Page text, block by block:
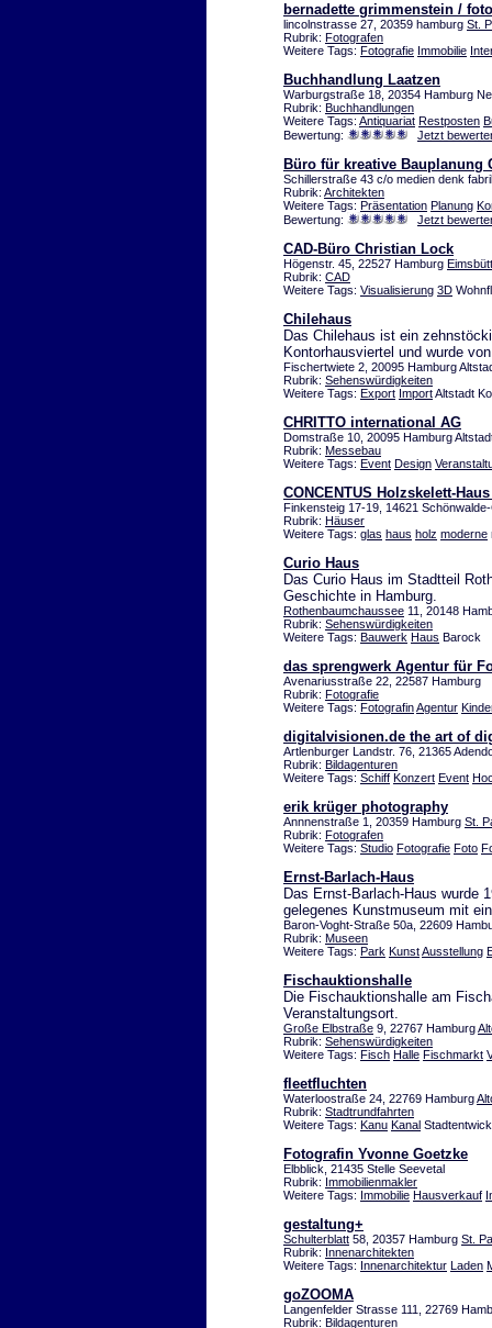
bernadette grimmenstein /
lincolnstrasse 27, 20359 hamburg St.
Rubrik: Fotografen
Weitere Tags: Fotografie Immobilie
Buchhandlung Laatzen
Warburgstraße 18, 20354 Hamburg
Rubrik: Buchhandlungen
Weitere Tags: Antiquariat Restposten
Bewertung:
Jetzt
Büro für kreative Bauplanung
Schillerstraße 43 c/o medien denk
Rubrik: Architekten
Weitere Tags: Präsentation Planung
Bewertung:
Jetzt
CAD-Büro Christian Lock
Högenstr. 45, 22527 Hamburg
Rubrik: CAD
Weitere Tags: Visualisierung 3D
Chilehaus
Das Chilehaus ist ein
Kontorhausviertel und wurde
Fischertwiete 2, 20095 Hamburg
Rubrik: Sehenswürdigkeiten
Weitere Tags: Export ImportAltstadt
CHRITTO international AG
Domstraße 10, 20095 Hamburg
Rubrik: Messebau
Weitere Tags: Event Design
CONCENTUS Holzskelett-
Finkensteig 17-19, 14621
Rubrik: Häuser
Weitere Tags: glas haus holz moderne
Curio Haus
Das Curio Haus im Stadtteil
Geschichte in Hamburg.
Rothenbaumchaussee 11, 20148
Rubrik: Sehenswürdigkeiten
Weitere Tags: Bauwerk Haus Barock
das sprengwerk Agentur für
Avenariusstraße 22, 22587 Hamburg
Rubrik: Fotografie
Weitere Tags: FotografinAgentur
digitalvisionen.de the art of
Artlenburger Landstr. 76, 21365
Rubrik: Bildagenturen
Weitere Tags: Schiff Konzert Event
erik krüger photography
Annnenstraße 1, 20359 Hamburg St.
Rubrik: Fotografen
Weitere Tags: Studio Fotografie Foto
Ernst-Barlach-Haus
Das Ernst-Barlach-Haus wurde
gelegenes Kunstmuseum mit
Baron-Voght-Straße 50a, 22609
Rubrik: Museen
Weitere Tags: Park KunstAusstellung
Fischauktionshalle
Die Fischauktionshalle am
Veranstaltungsort.
Große Elbstraße 9, 22767 Hamburg
Rubrik: Sehenswürdigkeiten
Weitere Tags: Fisch Halle Fischmarkt
fleetfluchten
Waterloostraße 24, 22769 Hamburg
Rubrik: Stadtrundfahrten
Weitere Tags: Kanu Kanal
Fotografin Yvonne Goetzke
Elbblick, 21435 Stelle Seevetal
Rubrik: Immobilienmakler
Weitere Tags: Immobilie Hausverkauf
gestaltung+
Schulterblatt 58, 20357 Hamburg St.
Rubrik: Innenarchitekten
Weitere Tags: Innenarchitektur Laden
goZOOMA
Langenfelder Strasse 111, 22769
Rubrik: Bildagenturen